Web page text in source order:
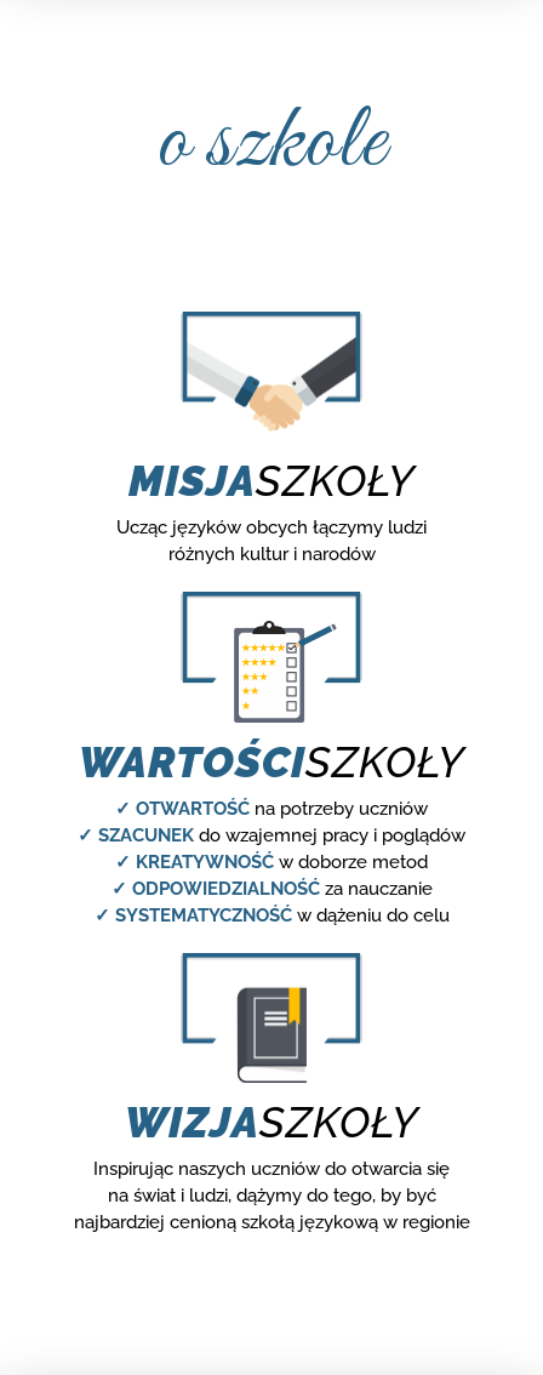
o szkole
MISJASZKOŁY
Ucząc języków obcych łączymy ludzi
różnych kultur i narodów
WARTOŚCISZKOŁY
✓ OTWARTOŚĆ na potrzeby uczniów
✓ SZACUNEK do wzajemnej pracy i poglądów
✓ KREATYWNOŚĆ w doborze metod
✓ ODPOWIEDZIALNOŚĆza nauczanie
✓ SYSTEMATYCZNOŚĆw dążeniu do celu
WIZJASZKOŁY
Inspirując naszych uczniów do otwarcia się
na świat i ludzi, dążymy do tego, by być
najbardziej cenioną szkołą językową w regionie